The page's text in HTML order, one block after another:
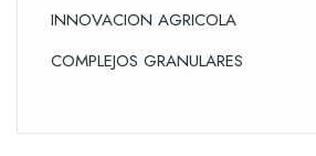
INNOVACION AGRICOLA
COMPLEJOS GRANULARES